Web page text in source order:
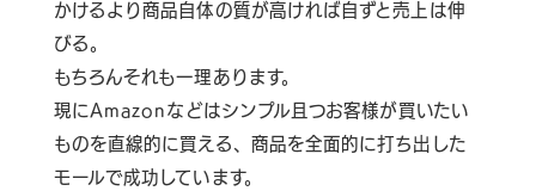
かけるより商品自体の質が高ければ自ずと売上は伸
びる。
もちろんそれも一理あります。
現にAmazonなどはシンプル且つお客様が買いたい
ものを直線的に買える、商品を全面的に打ち出した
モールで成功しています。